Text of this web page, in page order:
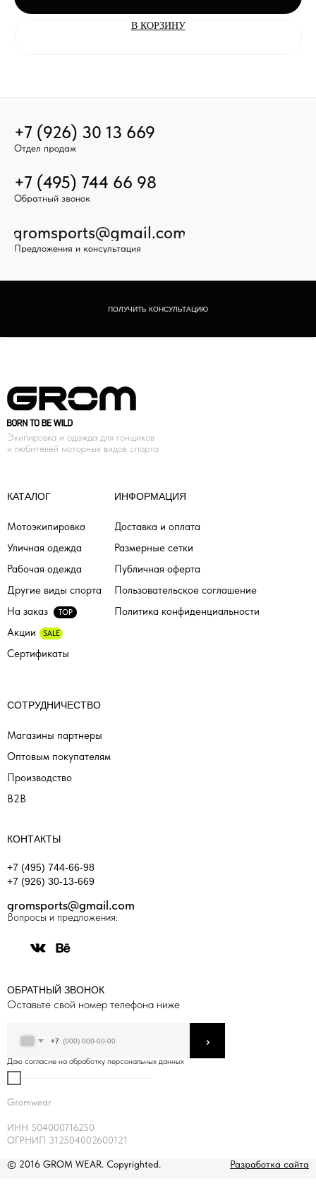
В КОРЗИНУ
+7 (495) 744 66 98
gromsports@gmail.com
Предложения и консультация
ПОЛУЧИТЬ КОНСУЛЬТАЦИЮ
+7 (926) 30 13 669
Отдел продаж
Обратный звонок
КАТАЛОГ
Мотоэкипировка
Уличная одежда
Рабочая одежда
На заказ TOP
ИНФОРМАЦИЯ
Доставка и оплата
Производство
Размерные сетки
Публичная оферта
Пользовательское соглашение
СОТРУДНИЧЕСТВО
Магазины партнеры
Оптовым покупателям
Акции SALE
КОНТАКТЫ
+7 (495) 744-66-98
+7 (926) 30-13-669
gromsports@gmail.com
Gromwear
ИНН 504000716250
ОГРНИП 312504002600121
© 2016 GROM WEAR. Copyrighted. Разработка сайта
Вопросы и предложения:
Экипировка и одежда для гонщиков
и любителей моторных видов спорта
ОБРАТНЫЙ ЗВОНОК
Оставьте свой номер телефона ниже
+7
Даю согласие на обработку персональных данных
›
Политика конфиденциальности
Сертификаты
Другие виды спорта
B2B